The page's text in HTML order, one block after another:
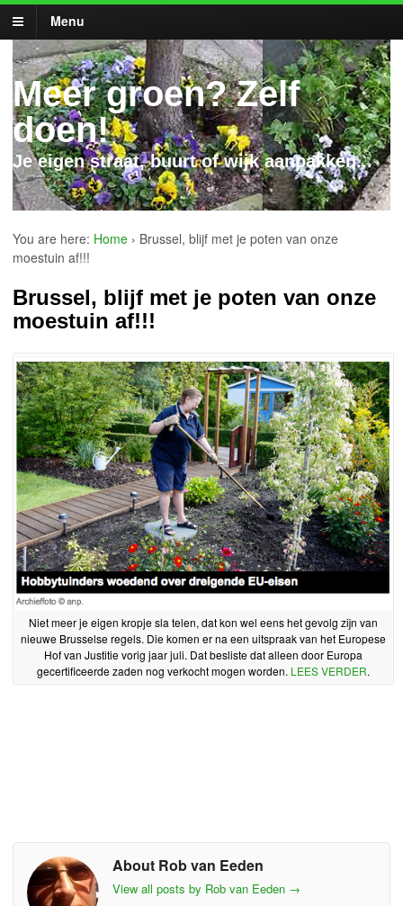
Menu
Meer groen? Zelf
doen!
Je eigen straat, buurt of wijk aanpakken...
You are here: Home › Brussel, blijf met je poten van onze
moestuin af!!!
Brussel, blijf met je poten van onze
moestuin af!!!
Niet meer je eigen kropje sla telen, dat kon wel eens het gevolg zijn van
nieuwe Brusselse regels. Die komen er na een uitspraak van het Europese
Hof van Justitie vorig jaar juli. Dat besliste dat alleen door Europa
gecertificeerde zaden nog verkocht mogen worden. LEES VERDER.
About Rob van Eeden
View all posts by Rob van Eeden →